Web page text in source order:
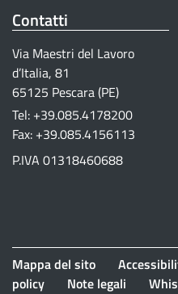
Contatti
Via Maestri del Lavoro
d’Italia, 81
65125 Pescara (PE)
Tel: +39.085.4178200
Fax: +39.085.4156113
P.IVA 01318460688
Mappa del sito
policy
Note legali